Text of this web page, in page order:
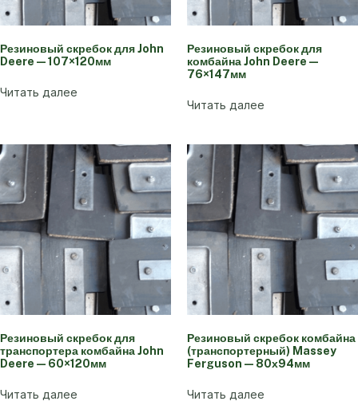
Резиновый скребок для John
Deere — 107×120мм
Читать далее
Резиновый скребок для
комбайна John Deere —
76×147мм
Читать далее
Резиновый скребок для
транспортера комбайна John
Deere — 60×120мм
Читать далее
Резиновый скребок комбайна
(транспортерный) Massey
Ferguson — 80х94мм
Читать далее